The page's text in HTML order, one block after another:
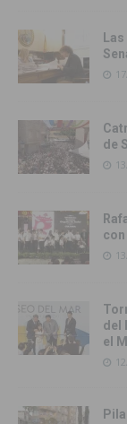
de
del
el